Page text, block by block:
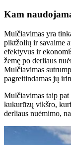
Kam
Mulčiavimas yra
piktžolių ir savaime
efektyvus ir
žemę po derliaus
Mulčiavimas
pagreitindamas jų
Mulčiavimas taip
kukurūzų vikšro,
derliaus nuėmimo,